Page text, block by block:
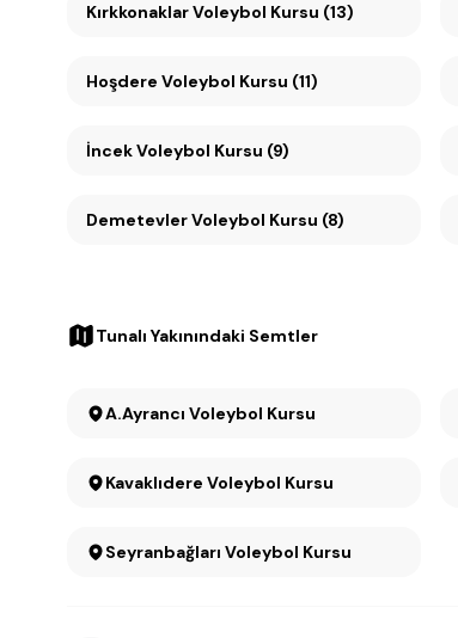
Kırkkonaklar Voleybol Kursu (13)
Hoşdere Voleybol Kursu (11)
İncek Voleybol Kursu (9)
Demetevler Voleybol Kursu (8)
Tunalı Yakınındaki Semtler
A.Ayrancı Voleybol Kursu
Kavaklıdere Voleybol Kursu
Seyranbağları Voleybol Kursu